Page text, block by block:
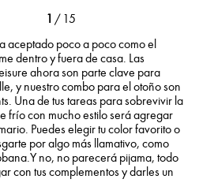
1 / 15
aceptado poco a poco como el
dentro y fuera de casa. Las
ahora son parte clave para
y nuestro combo para el otoño son
Una de tus tareas para sobrevivir la
frío con mucho estilo será agregar
Puedes elegir tu color favorito o
por algo más llamativo, como
no, no parecerá pijama, todo
con tus complementos y darles un